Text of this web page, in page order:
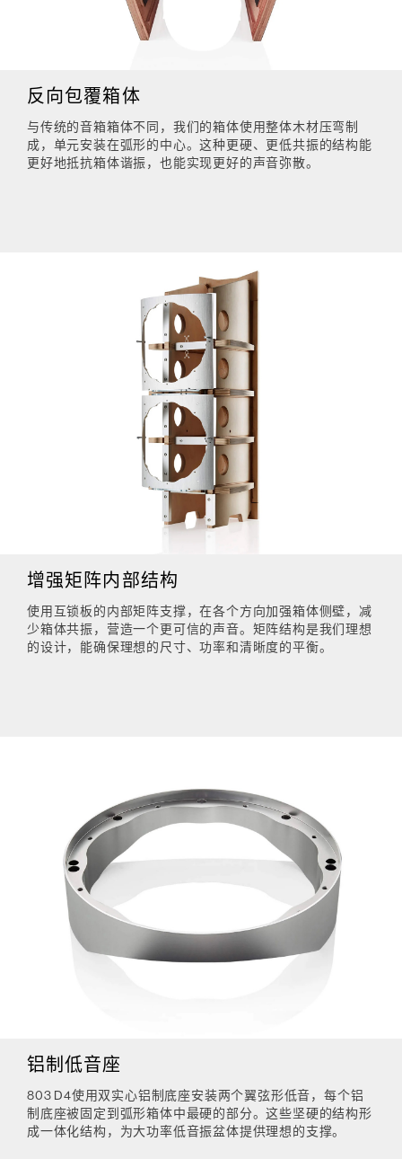
反向包覆箱体
与传统的音箱箱体不同，我们的箱体使用整体木材压弯制
成，单元安装在弧形的中心。这种更硬、更低共振的结构能
更好地抵抗箱体谐振，也能实现更好的声音弥散。
增强矩阵内部结构
使用互锁板的内部矩阵支撑，在各个方向加强箱体侧壁，减
少箱体共振，营造一个更可信的声音。矩阵结构是我们理想
的设计，能确保理想的尺寸、功率和清晰度的平衡。
铝制低音座
803 D4使用双实心铝制底座安装两个翼弦形低音，每个铝
制底座被固定到弧形箱体中最硬的部分。这些坚硬的结构形
成一体化结构，为大功率低音振盆体提供理想的支撑。